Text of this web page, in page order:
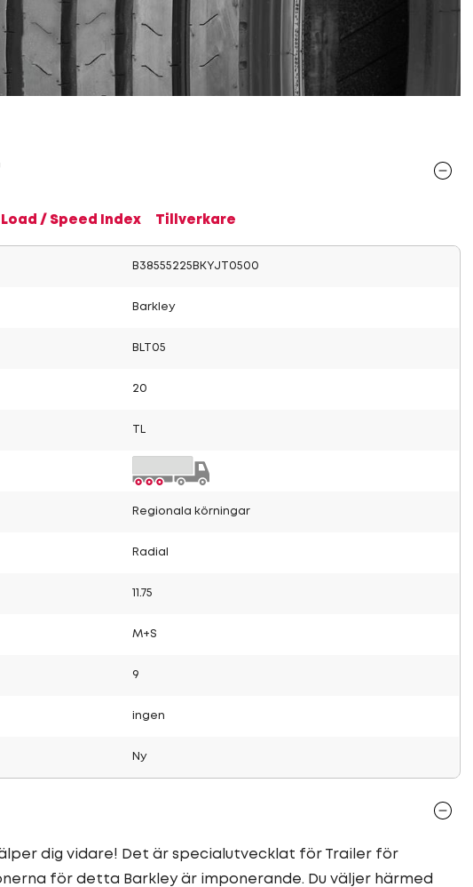
Load / Speed Index Tillverkare
B38555225BKYJT0500
Barkley
BLT05
20
Regionala körningar
Radial
11.75
M+S
9
ingen
Ny
dig vidare! Det är specialutvecklat för Trailer för
för detta Barkley är imponerande. Du väljer härmed